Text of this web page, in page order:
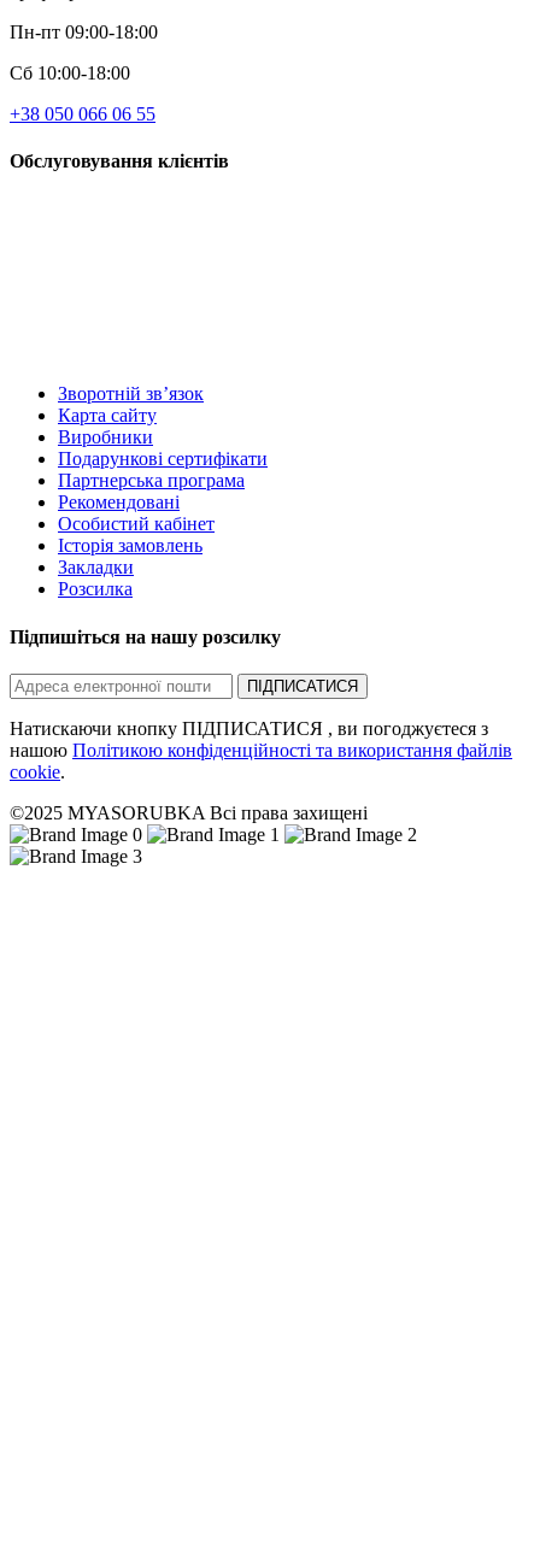
Пн-пт 09:00-18:00
Сб 10:00-18:00
+38 050 066 06 55
Обслуговування клієнтів
Зворотній зв’язок
Карта сайту
Виробники
Подарункові сертифікати
Партнерська програма
Рекомендовані
Особистий кабінет
Історія замовлень
Закладки
Розсилка
Підпишіться на нашу розсилку
ПІДПИСАТИСЯ
Натискаючи кнопку ПІДПИСАТИСЯ , ви погоджуєтеся з
нашою Політикою конфіденційності та використання файлів
cookie.
©2025 MYASORUBKA Всі права захищені